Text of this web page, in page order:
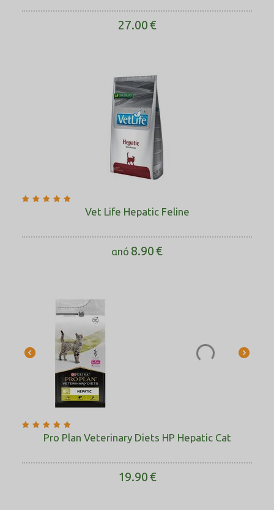
27.00€
Vet Life Hepatic Feline
από 8.90€
Pro Plan Veterinary Diets HP Hepatic Cat
19.90€